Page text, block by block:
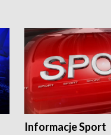
Informacje Sport